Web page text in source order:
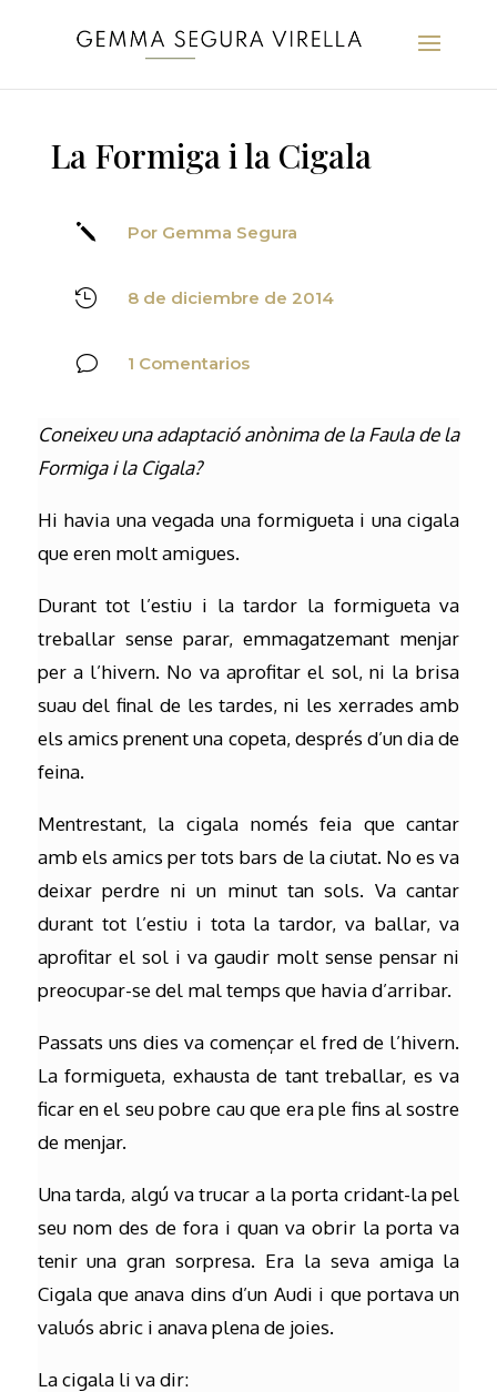
La Formiga i la Cigala
j Por Gemma Segura
 8 de diciembre de 2014
v 1 Comentarios
Coneixeu una adaptació anònima de la Faula de la
Formiga i la Cigala?
Hi havia una vegada una formigueta i una cigala
que eren molt amigues.
Durant tot l’estiu i la tardor la formigueta va
treballar sense parar, emmagatzemant menjar
per a l’hivern. No va aprofitar el sol, ni la brisa
suau del final de les tardes, ni les xerrades amb
els amics prenent una copeta, després d’un dia de
feina.
Mentrestant, la cigala només feia que cantar
amb els amics per tots bars de la ciutat. No es va
deixar perdre ni un minut tan sols. Va cantar
durant tot l’estiu i tota la tardor, va ballar, va
aprofitar el sol i va gaudir molt sense pensar ni
preocupar-se del mal temps que havia d’arribar.
Passats uns dies va començar el fred de l’hivern.
La formigueta, exhausta de tant treballar, es va
ficar en el seu pobre cau que era ple fins al sostre
de menjar.
Una tarda, algú va trucar a la porta cridant-la pel
seu nom des de fora i quan va obrir la porta va
tenir una gran sorpresa. Era la seva amiga la
Cigala que anava dins d’un Audi i que portava un
valuós abric i anava plena de joies.
La cigala li va dir: